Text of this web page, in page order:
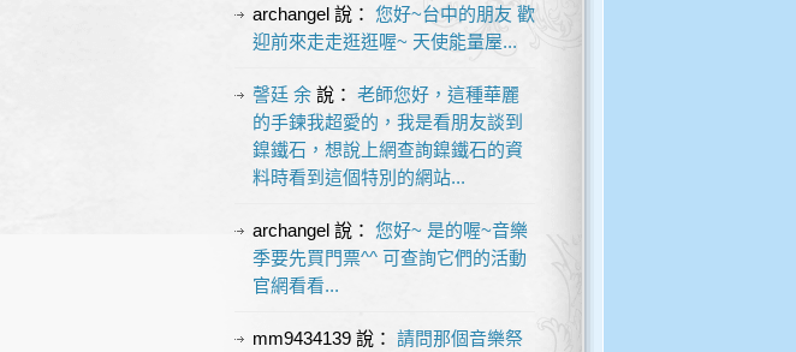
archangel說： 您好~台中的朋友 歡
迎前來走走逛逛喔~ 天使能量屋...
謦廷 余說： 老師您好，這種華麗
的手鍊我超愛的，我是看朋友談到
鎳鐵石，想說上網查詢鎳鐵石的資
料時看到這個特別的網站...
archangel說： 您好~ 是的喔~音樂
季要先買門票^^ 可查詢它們的活動
官網看看...
mm9434139說： 請問那個音樂祭